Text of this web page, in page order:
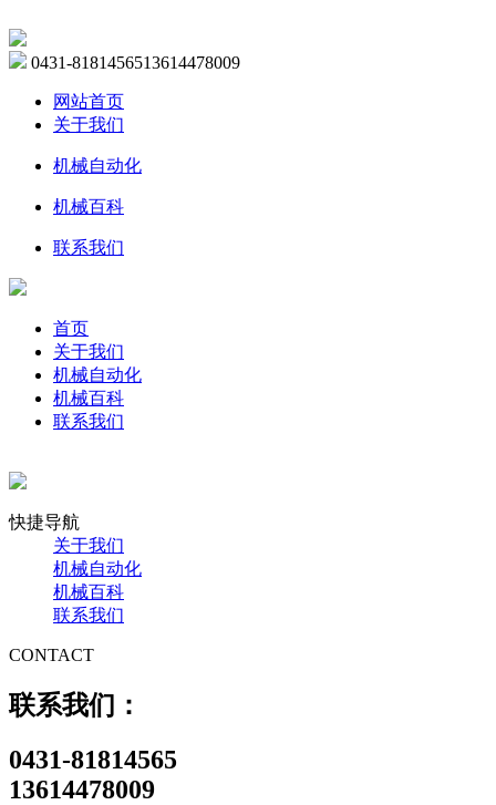
0431-8181456513614478009
网站首页
关于我们
机械自动化
机械百科
联系我们
首页
关于我们
机械自动化
机械百科
联系我们
快捷导航
关于我们
机械自动化
机械百科
联系我们
CONTACT
联系我们：
0431-81814565
13614478009